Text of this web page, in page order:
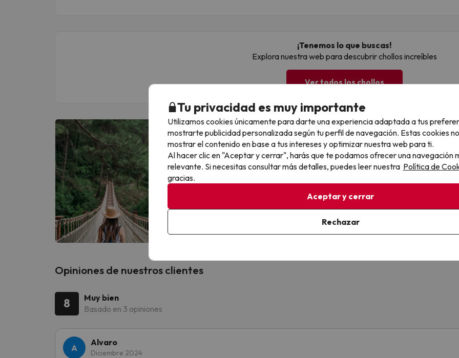
¡Tenemos lo que buscas!
Explora nuestra web para descubrir chollos increíbles
Ver todos los chollos
Más de UN MILLÓN de personas ya la reciben
Apúntate GRATIS a nuestra newsletter con los mejores chollos, trucos de viajes
Escribe tu email
Al suscribirte, confirmas estar de acuerdo con laPolítica de Privacidad
Opiniones de nuestros clientes
8
Muy bien
Basado en 3 opiniones
Alvaro
Diciembre 2024
Tu privacidad es muy importante
Utilizamos cookies únicamente para darte una experiencia adaptada a tus
mostrarte publicidad personalizada según tu perfil de navegación. Estas cookies
mostrar el contenido en base a tus intereses y optimizar nuestra web para ti.
Al hacer clic en "Aceptar y cerrar", harás que te podamos ofrecer una navegación
relevante. Si necesitas consultar más detalles, puedes leer nuestra Política de
gracias.
Aceptar y cerrar
Rechazar